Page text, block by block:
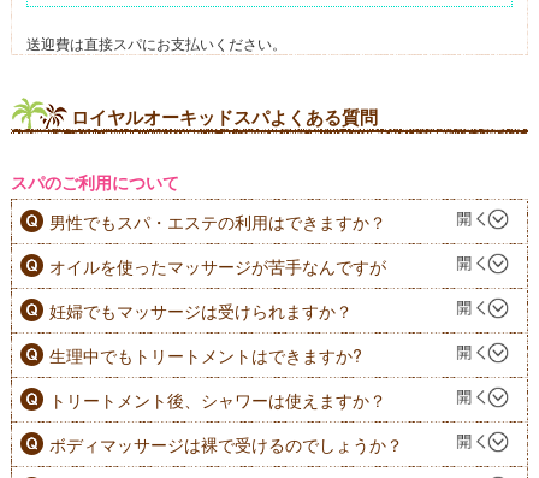
送迎費は直接スパにお支払いください。
ロイヤルオーキッドスパよくある質問
スパのご利用について
男性でもスパ・エステの利用はできますか？
オイルを使ったマッサージが苦手なんですが
妊婦でもマッサージは受けられますか？
生理中でもトリートメントはできますか?
トリートメント後、シャワーは使えますか？
ボディマッサージは裸で受けるのでしょうか？